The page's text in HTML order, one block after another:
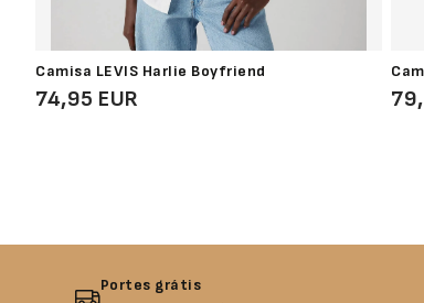
Camisa LEVIS Harlie Boyfriend
74,95 EUR
Portes grátis